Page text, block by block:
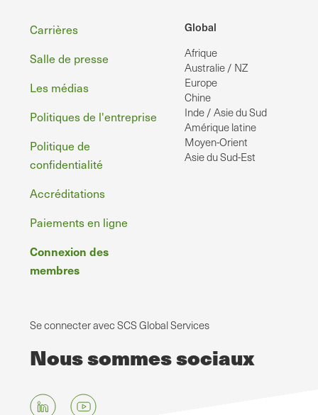
Global
Afrique
Australie / NZ
Europe
Chine
Inde / Asie du Sud
Amérique latine
Moyen-Orient
Asie du Sud-Est
Pied
de
page
Carrières
Salle de presse
Les médias
Politiques de l'entreprise
Politique de
confidentialité
Accréditations
Paiements en ligne
Connexion des
membres
Se connecter avec SCS Global Services
Nous sommes sociaux